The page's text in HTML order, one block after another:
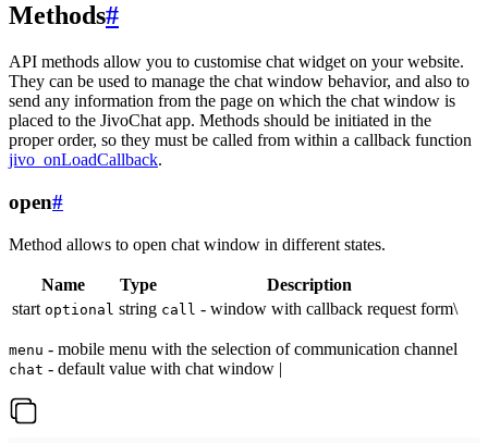
Methods#
API methods allow you to customise chat widget on your website.
They can be used to manage the chat window behavior, and also to
send any information from the page on which the chat window is
placed to the JivoChat app. Methods should be initiated in the
proper order, so they must be called from within a callback function
jivo_onLoadCallback.
open#
Method allows to open chat window in different states.
Name Type
Description
start optional string call - window with callback request form\
menu - mobile menu with the selection of communication channel
chat - default value with chat window |